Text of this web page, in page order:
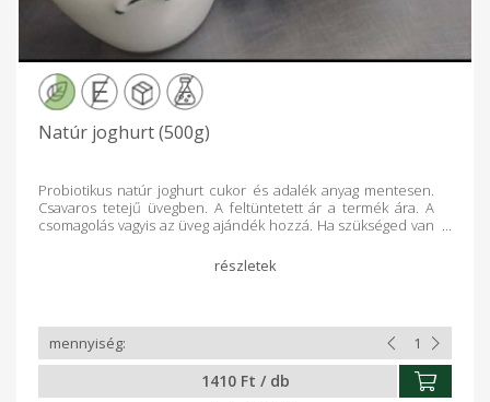
Natúr joghurt (500g)
Probiotikus natúr joghurt cukor és adalék anyag mentesen.
Csavaros tetejű üvegben. A feltüntetett ár a termék ára. A
csomagolás vagyis az üveg ajándék hozzá. Ha szükséged van
1410 Ft / db